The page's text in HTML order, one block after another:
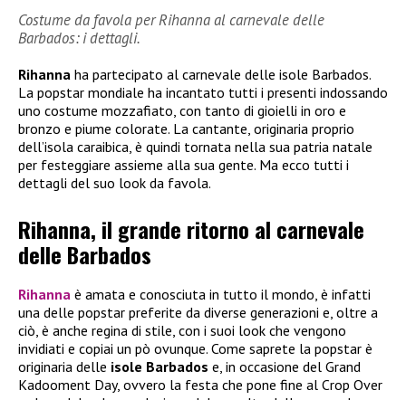
Costume da favola per Rihanna al carnevale delle
Barbados: i dettagli.
Rihanna ha partecipato al carnevale delle isole Barbados.
La popstar mondiale ha incantato tutti i presenti indossando
uno costume mozzafiato, con tanto di gioielli in oro e
bronzo e piume colorate. La cantante, originaria proprio
dell’isola caraibica, è quindi tornata nella sua patria natale
per festeggiare assieme alla sua gente. Ma ecco tutti i
dettagli del suo look da favola.
Rihanna, il grande ritorno al carnevale
delle Barbados
Rihanna è amata e conosciuta in tutto il mondo, è infatti
una delle popstar preferite da diverse generazioni e, oltre a
ciò, è anche regina di stile, con i suoi look che vengono
invidiati e copiai un pò ovunque. Come saprete la popstar è
originaria delle isole Barbados e, in occasione del Grand
Kadooment Day, ovvero la festa che pone fine al Crop Over